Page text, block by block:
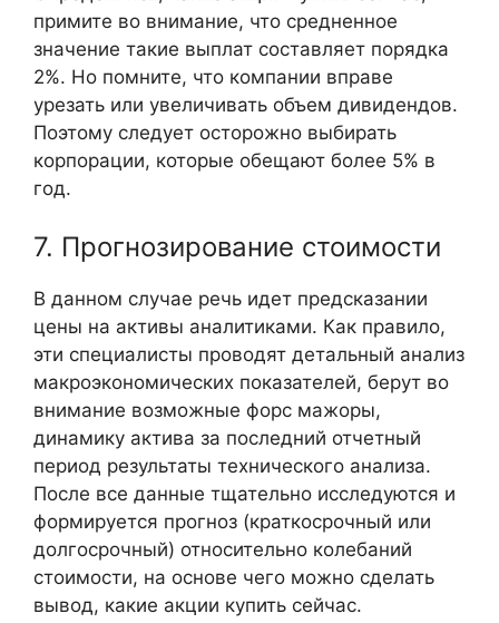
примите во внимание, что средненное
значение такие выплат составляет порядка
2%. Но помните, что компании вправе
урезать или увеличивать объем дивидендов.
Поэтому следует осторожно выбирать
корпорации, которые обещают более 5% в
год.
7. Прогнозирование стоимости
В данном случае речь идет предсказании
цены на активы аналитиками. Как правило,
эти специалисты проводят детальный анализ
макроэкономических показателей, берут во
внимание возможные форс мажоры,
динамику актива за последний отчетный
период результаты технического анализа.
После все данные тщательно исследуются и
формируется прогноз (краткосрочный или
долгосрочный) относительно колебаний
стоимости, на основе чего можно сделать
вывод, какие акции купить сейчас.